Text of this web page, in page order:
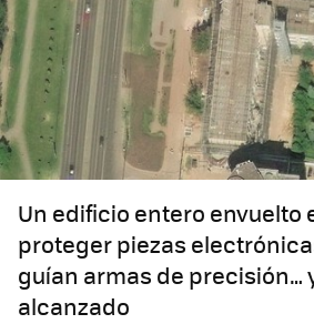
Un edificio entero envuelto
proteger piezas
guían armas de precisión…
alcanzado